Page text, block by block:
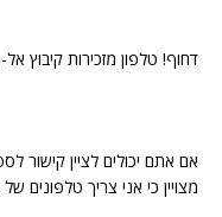
דחוף! טלפון מזכירות קיבוץ
אם אתם יכולים לציין קישור
מצויין כי אני צריך טלפונים